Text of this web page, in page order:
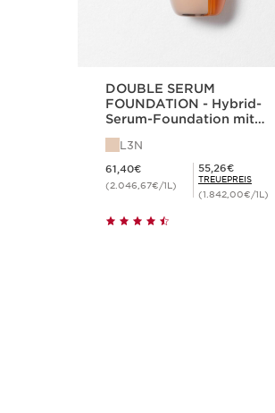
DOUBLE SERUM
FOUNDATION - Hybrid-
Serum-Foundation mit
Glow - L3N
L3N
61,40€
(2.046,67€/1L)
Mitgliederpreis 55,26€
55,26€
TREUEPREIS
(1.842,00€/1L)
Schnellansicht